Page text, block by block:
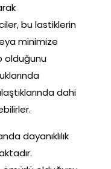
bu lastiklerin
minimize
olduğunu
dahi
dayanıklılık